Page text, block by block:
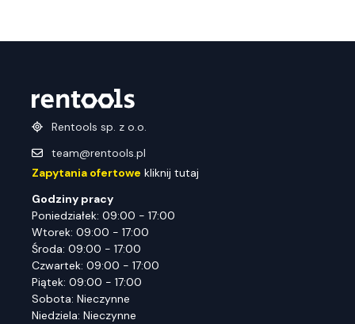
Rentools sp. z o.o.
team@rentools.pl
Zapytania ofertowe kliknij tutaj
Godziny pracy
Poniedziałek: 09:00 - 17:00
Wtorek: 09:00 - 17:00
Środa: 09:00 - 17:00
Czwartek: 09:00 - 17:00
Piątek: 09:00 - 17:00
Sobota: Nieczynne
Niedziela: Nieczynne